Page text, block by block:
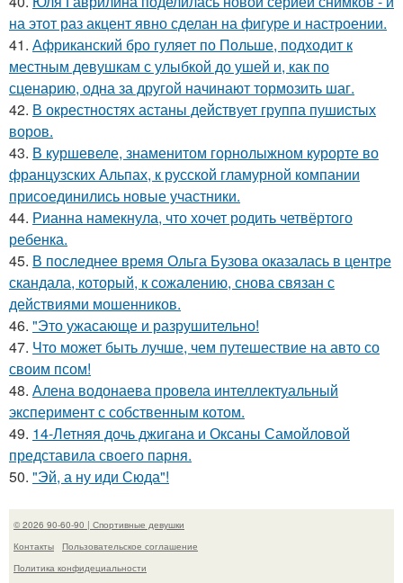
на этот раз акцент явно сделан на фигуре и настроении.
41. Африканский бро гуляет по Польше, подходит к
местным девушкам с улыбкой до ушей и, как по
сценарию, одна за другой начинают тормозить шаг.
42. В окрестностях астаны действует группа пушистых
воров.
43. В куршевеле, знаменитом горнолыжном курорте во
французских Альпах, к русской гламурной компании
присоединились новые участники.
44. Рианна намекнула, что хочет родить четвёртого
ребенка.
45. В последнее время Ольга Бузова оказалась в центре
скандала, который, к сожалению, снова связан с
действиями мошенников.
46. "Это ужасающе и разрушительно!
47. Что может быть лучше, чем путешествие на авто со
своим псом!
48. Алена водонаева провела интеллектуальный
эксперимент с собственным котом.
49. 14-Летняя дочь джигана и Оксаны Самойловой
представила своего парня.
50. "Эй, а ну иди Сюда"!
© 2026 90-60-90 | Спортивные девушки
Контакты
Пользовательское соглашение
Политика конфидециальности